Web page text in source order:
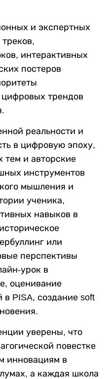
и экспертных
интерактивных
постеров
цифровых трендов
реальности и
в цифровую эпоху,
и авторские
инструментов
мышления и
ученика,
навыков в
или
перспективы
урок в
оценивание
PISA, создание soft
уверены, что
повестке
инновациям в
а каждая школа